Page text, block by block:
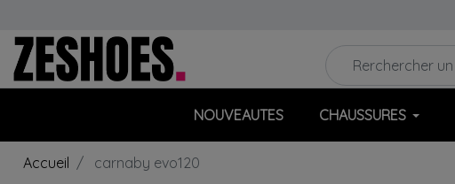
NOUVEAUTES CHAUSSURES
Accueil carnaby evo120